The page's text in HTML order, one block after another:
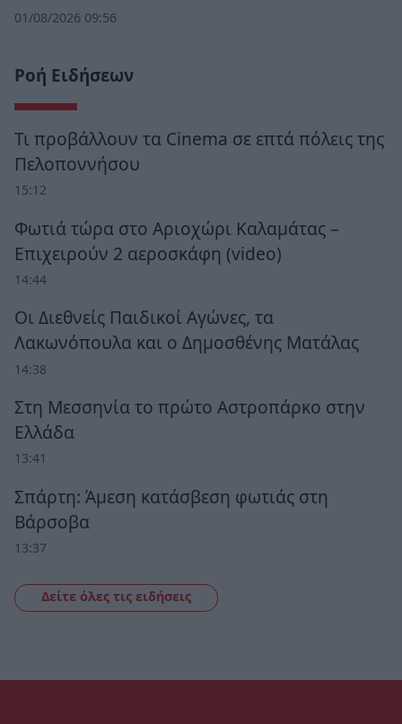
01/08/2026 09:56
Ροή Ειδήσεων
Τι προβάλλουν τα Cinema σε επτά πόλεις της
Πελοποννήσου
15:12
Φωτιά τώρα στο Αριοχώρι Καλαμάτας –
Επιχειρούν 2 αεροσκάφη (video)
14:44
Οι Διεθνείς Παιδικοί Αγώνες, τα
Λακωνόπουλα και ο Δημοσθένης Ματάλας
14:38
Στη Μεσσηνία το πρώτο Αστροπάρκο στην
Ελλάδα
13:41
Σπάρτη: Άμεση κατάσβεση φωτιάς στη
Βάρσοβα
13:37
Δείτε όλες τις ειδήσεις